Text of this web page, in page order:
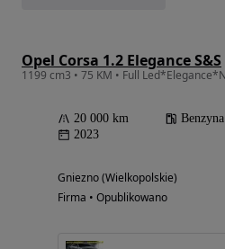
Opel Corsa 1.2 Elegance S&S
20 000 km Benzyna
2023
Gniezno (Wielkopolskie)
Firma • Opublikowano